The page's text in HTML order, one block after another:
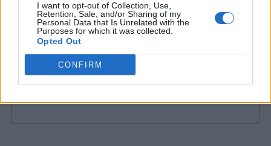
I want to opt-out of Collection, Use,
Retention, Sale, and/or Sharing of my
Personal Data that Is Unrelated with the
Purposes for which it was collected.
Opted Out
CONFIRM
COMMENTI